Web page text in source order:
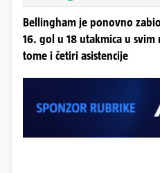
Bellingham je ponovno
16. gol u 18 utakmica u
tome i četiri asistencije